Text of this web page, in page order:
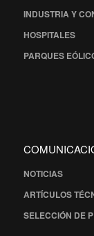
INDUSTRIA Y
HOSPITALES
PARQUES
NOTICIAS
ARTÍCULOS
SELECCIÓN DE